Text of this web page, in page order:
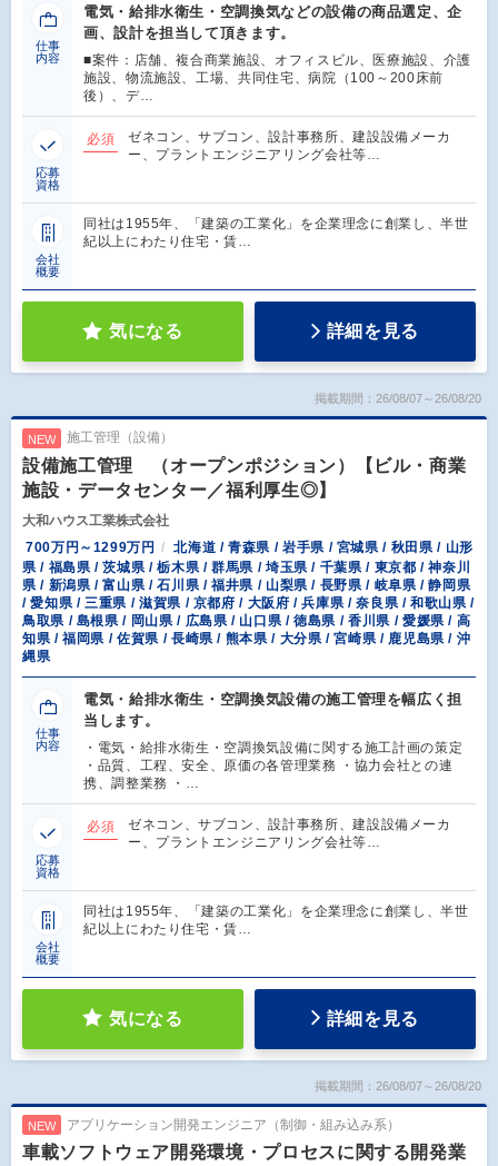
仕事
内容
電気・給排水衛生・空調換気などの設備の商品選定、企
画、設計を担当して頂きます。
■案件：店舗、複合商業施設、オフィスビル、医療施設、介護
施設、物流施設、工場、共同住宅、病院（100～200床前
後）、デ…
応募
資格
必須
ゼネコン、サブコン、設計事務所、建設設備メーカ
ー、プラントエンジニアリング会社等…
会社
概要
同社は1955年、「建築の工業化」を企業理念に創業し、半世
紀以上にわたり住宅・賃…
気になる 詳細を見る
掲載期間：26/08/07～26/08/20
NEW 施工管理（設備）
設備施工管理 （オープンポジション）【ビル・商業
施設・データセンター／福利厚生◎】
大和ハウス工業株式会社
700万円～1299万円
北海道 / 青森県 / 岩手県 / 宮城県 / 秋田県 / 山形
県 / 福島県 / 茨城県 / 栃木県 / 群馬県 / 埼玉県 / 千葉県 / 東京都 / 神奈川
県 / 新潟県 / 富山県 / 石川県 / 福井県 / 山梨県 / 長野県 / 岐阜県 / 静岡県
/ 愛知県 / 三重県 / 滋賀県 / 京都府 / 大阪府 / 兵庫県 / 奈良県 / 和歌山県 /
鳥取県 / 島根県 / 岡山県 / 広島県 / 山口県 / 徳島県 / 香川県 / 愛媛県 / 高
知県 / 福岡県 / 佐賀県 / 長崎県 / 熊本県 / 大分県 / 宮崎県 / 鹿児島県 / 沖
縄県
仕事
内容
電気・給排水衛生・空調換気設備の施工管理を幅広く担
当します。
・電気・給排水衛生・空調換気設備に関する施工計画の策定
・品質、工程、安全、原価の各管理業務 ・協力会社との連
携、調整業務 ・…
応募
資格
必須
ゼネコン、サブコン、設計事務所、建設設備メーカ
ー、プラントエンジニアリング会社等…
会社
概要
同社は1955年、「建築の工業化」を企業理念に創業し、半世
紀以上にわたり住宅・賃…
気になる 詳細を見る
掲載期間：26/08/07～26/08/20
NEW アプリケーション開発エンジニア（制御・組み込み系）
車載ソフトウェア開発環境・プロセスに関する開発業